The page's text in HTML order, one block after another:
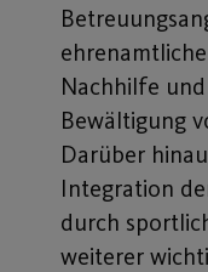
Nachhilfe
Bewältigung
Darüber
Integration
durch
weiterer